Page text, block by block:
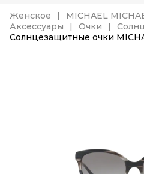
Женское
MICHAEL
Аксессуары
Очки
Солнцезащитные очки